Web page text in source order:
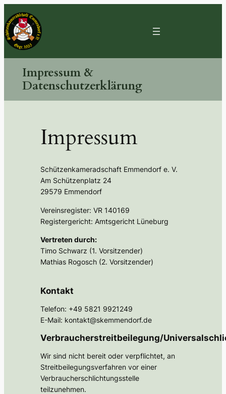
Zum
Inhalt
springen
Impressum &
Datenschutzerklärung
Impressum
Schützenkameradschaft Emmendorf e. V.
Am Schützenplatz 24
29579 Emmendorf
Vereinsregister: VR 140169
Registergericht: Amtsgericht Lüneburg
Vertreten durch:
Timo Schwarz (1. Vorsitzender)
Mathias Rogosch (2. Vorsitzender)
Kontakt
Telefon: +49 5821 9921249
E-Mail: kontakt@skemmendorf.de
Verbraucherstreitbeilegung/
Wir sind nicht bereit oder verpflichtet, an
Streitbeilegungsverfahren vor einer
Verbraucherschlichtungsstelle
teilzunehmen.